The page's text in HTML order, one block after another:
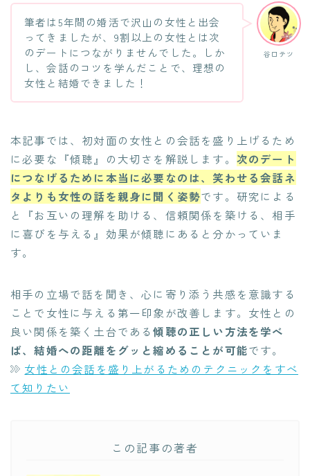
谷口テツ
筆者は5年間の婚活で沢山の女性と出会
ってきましたが、9割以上の女性とは次
のデートにつながりませんでした。しか
し、会話のコツを学んだことで、理想の
女性と結婚できました！
本記事では、初対面の女性との会話を盛り上げるため
に必要な『傾聴』の大切さを解説します。 次のデート
につなげるために本当に必要なのは、笑わせる会話ネ
タよりも女性の話を親身に聞く姿勢です。研究による
と『お互いの理解を助ける、信頼関係を築ける、相手
に喜びを与える』効果が傾聴にあると分かっていま
す。
相手の立場で話を聞き、心に寄り添う共感を意識する
ことで女性に与える第一印象が改善します。女性との
良い関係を築く土台である傾聴の正しい方法を学べ
ば、結婚への距離をグッと縮めることが可能です。
女性との会話を盛り上がるためのテクニックをすべ
て知りたい
この記事の著者